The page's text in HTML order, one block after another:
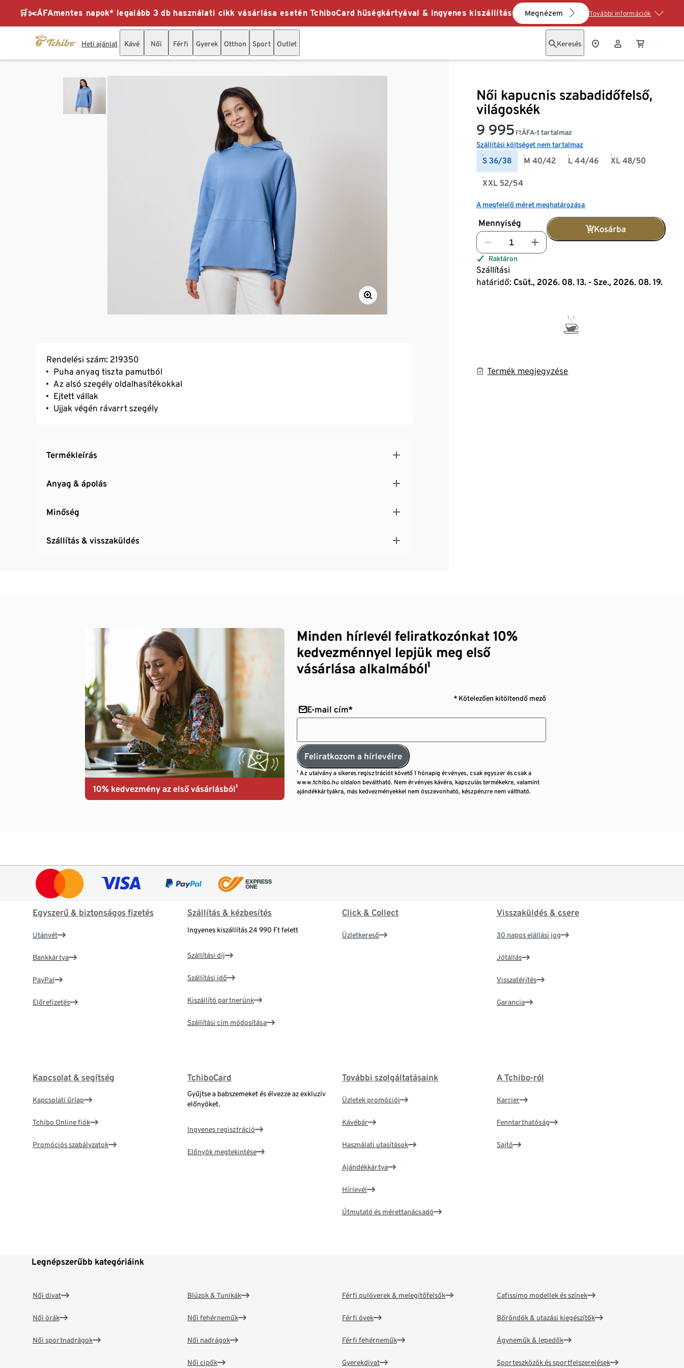
🛒✂️ÁFAmentes napok* legalább 3 db használati cikk vásárlása esetén TchiboCard hűségkártyával & ingyenes kiszállítás Megnézem További információk
Heti ajánlat Kávé Női Férfi Gyerek Otthon Sport Outlet Keresés
Női kapucnis szabadidőfelső,
világoskék
9 995 FtÁFA-t tartalmaz
Szállítási költséget nem tartalmaz
S 36/38 M 40/42 L 44/46 XL 48/50
XXL 52/54
A megfelelő méret meghatározása
Mennyiség
Kosárba
Raktáron
Szállítási
határidő: Csüt., 2026. 08. 13. - Sze., 2026. 08. 19.
Termék megjegyzése
Rendelési szám: 219350
Puha anyag tiszta pamutból
Az alsó szegély oldalhasítékokkal
Ejtett vállak
Ujjak végén rávarrt szegély
Termékleírás
Anyag & ápolás
Minőség
Szállítás & visszaküldés
10% kedvezmény az első vásárlásból¹
Minden hírlevél feliratkozónkat 10%
kedvezménnyel lepjük meg első
vásárlása alkalmából¹
* Kötelezően kitöltendő mező
E-mail cím*
Feliratkozom a hírlevélre
¹ Az utalvány a sikeres regisztrációt követő 1 hónapig érvényes, csak egyszer és csak a
www.tchibo.hu oldalon beváltható. Nem érvényes kávéra, kapszulás termékekre, valamint
ajándékkártyákra, más kedvezményekkel nem összevonható, készpénzre nem váltható.
Egyszerű & biztonságos fizetés
Utánvét
Bankkártya
PayPal
Előrefizetés
Szállítás & kézbesítés
Ingyenes kiszállítás 24 990 Ft felett
Szállítási díj
Szállítási idő
Kiszállító partnerünk
Szállítási cím módosítása
Click & Collect
Üzletkereső
Visszaküldés & csere
30 napos elállási jog
Jótállás
Visszatérítés
Garancia
Kapcsolat & segítség
Kapcsolati űrlap
Tchibo Online fiók
Promóciós szabályzatok
TchiboCard
Gyűjtse a babszemeket és élvezze az exkluzív
előnyöket.
Ingyenes regisztráció
Előnyök megtekintése
További szolgáltatásaink
Üzletek promóciói
Kávébár
Használati utasítások
Ajándékkártya
Hírlevél
Útmutató és mérettanácsadó
A Tchibo-ról
Karrier
Fenntarthatóság
Sajtó
Legnépszerűbb kategóriáink
Női divat
Női órák
Női sportnadrágok
Blúzok & Tunikák
Női fehérneműk
Női nadrágok
Női cipők
Férfi pulóverek & melegítőfelsők
Férfi övek
Férfi fehérneműk
Gyerekdivat
Cafissimo modellek és színek
Bőröndök & utazási kiegészítők
Ágyneműk & lepedők
Sporteszközök és sportfelszerelések